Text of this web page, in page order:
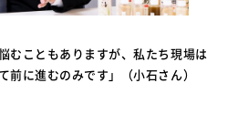
むこともありますが、私たち現場は
前に進むのみです」（小石さん）